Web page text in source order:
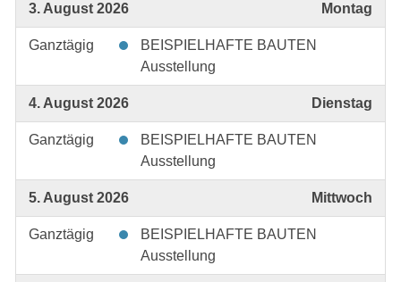
3. August 2026 Montag
Ganztägig
BEISPIELHAFTE BAUTEN
Ausstellung
4. August 2026 Dienstag
Ganztägig
BEISPIELHAFTE BAUTEN
Ausstellung
5. August 2026 Mittwoch
Ganztägig
BEISPIELHAFTE BAUTEN
Ausstellung